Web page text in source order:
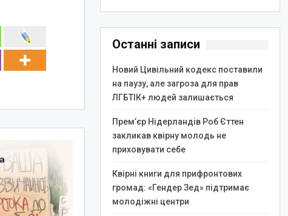
Останні записи
Новий Цивільний кодекс поставили
на паузу, але загроза для прав
ЛГБТІК+ людей залишається
Прем’єр Нідерландів Роб Єттен
закликав квірну молодь не
приховувати себе
Квірні книги для прифронтових
громад: «Гендер Зед» підтримає
молодіжні центри